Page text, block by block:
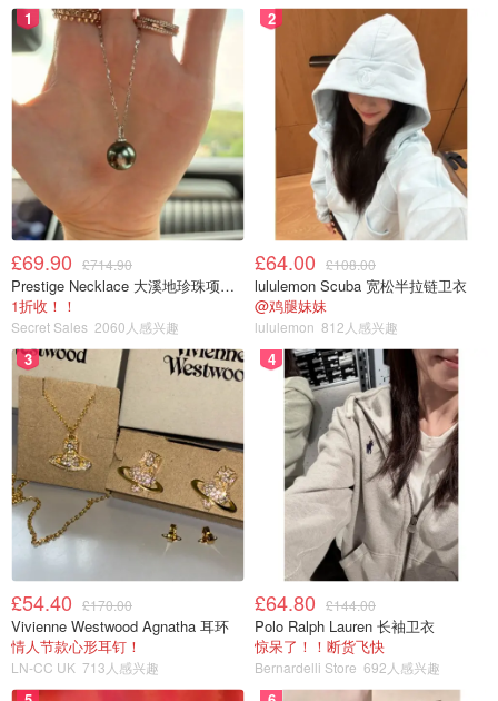
1
£69.90 £714.90
Prestige Necklace 大溪地珍珠项链 10-11mm
1折收！！
Secret Sales 2060人感兴趣
2
£64.00 £108.00
lululemon Scuba 宽松半拉链卫衣
@鸡腿妹妹
lululemon 812人感兴趣
3
£54.40 £170.00
Vivienne Westwood Agnatha 耳环
情人节款心形耳钉！
LN-CC UK 713人感兴趣
4
£64.80 £144.00
Polo Ralph Lauren 长袖卫衣
惊呆了！！断货飞快
Bernardelli Store 692人感兴趣